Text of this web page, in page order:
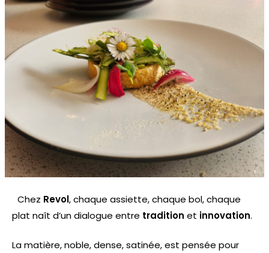
Chez Revol, chaque assiette, chaque bol, chaque
plat naît d’un dialogue entre tradition et innovation.
La matière, noble, dense, satinée, est pensée pour